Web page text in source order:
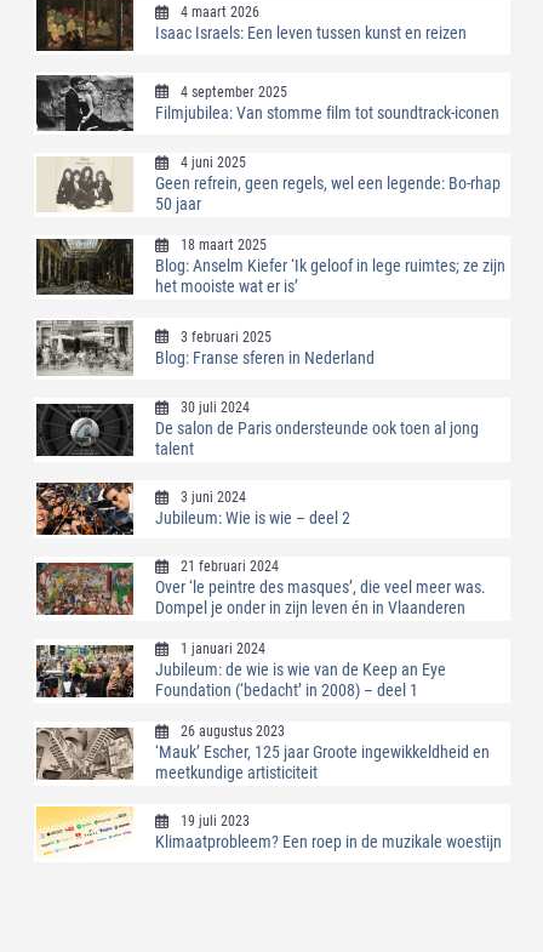
4 maart 2026
Isaac Israels: Een leven tussen kunst en reizen
4 september 2025
Filmjubilea: Van stomme film tot soundtrack-iconen
4 juni 2025
Geen refrein, geen regels, wel een legende: Bo-rhap
50 jaar
18 maart 2025
Blog: Anselm Kiefer ‘Ik geloof in lege ruimtes; ze zijn
het mooiste wat er is’
3 februari 2025
Blog: Franse sferen in Nederland
30 juli 2024
De salon de Paris ondersteunde ook toen al jong
talent
3 juni 2024
Jubileum: Wie is wie – deel 2
21 februari 2024
Over ‘le peintre des masques’, die veel meer was.
Dompel je onder in zijn leven én in Vlaanderen
1 januari 2024
Jubileum: de wie is wie van de Keep an Eye
Foundation (‘bedacht’ in 2008) – deel 1
26 augustus 2023
‘Mauk’ Escher, 125 jaar Groote ingewikkeldheid en
meetkundige artisticiteit
19 juli 2023
Klimaatprobleem? Een roep in de muzikale woestijn